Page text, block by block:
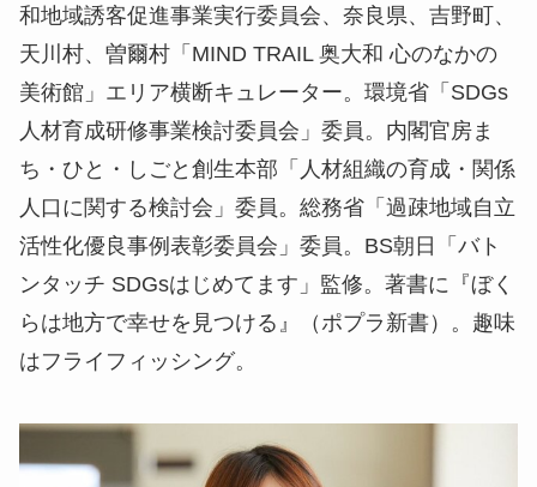
和地域誘客促進事業実行委員会、奈良県、吉野町、
天川村、曽爾村「MIND TRAIL 奥大和 心のなかの
美術館」エリア横断キュレーター。環境省「SDGs
人材育成研修事業検討委員会」委員。内閣官房ま
ち・ひと・しごと創生本部「人材組織の育成・関係
人口に関する検討会」委員。総務省「過疎地域自立
活性化優良事例表彰委員会」委員。BS朝日「バト
ンタッチ SDGsはじめてます」監修。著書に『ぼく
らは地方で幸せを見つける』（ポプラ新書）。趣味
はフライフィッシング。